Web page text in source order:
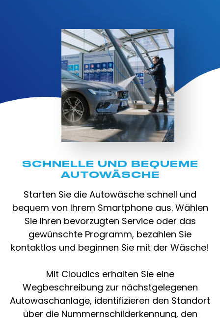
SCHNELLE UND BEQUEME
AUTOWÄSCHE
Starten Sie die Autowäsche schnell und
bequem von Ihrem Smartphone aus. Wählen
Sie Ihren bevorzugten Service oder das
gewünschte Programm, bezahlen Sie
kontaktlos und beginnen Sie mit der Wäsche!
Mit Cloudics erhalten Sie eine
Wegbeschreibung zur nächstgelegenen
Autowaschanlage, identifizieren den Standort
über die Nummernschilderkennung, den